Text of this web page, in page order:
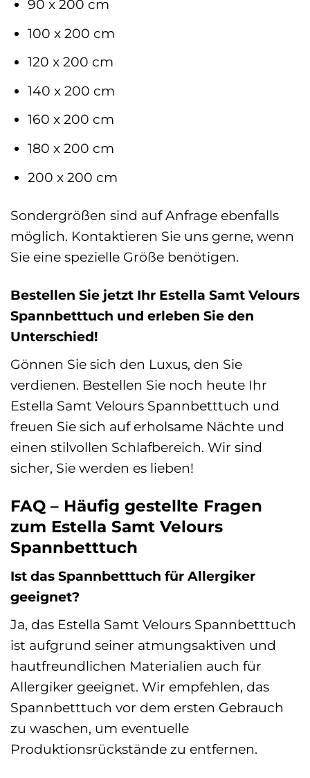
90 x 200 cm
100 x 200 cm
120 x 200 cm
140 x 200 cm
160 x 200 cm
180 x 200 cm
200 x 200 cm
Sondergrößen sind auf Anfrage ebenfalls
möglich. Kontaktieren Sie uns gerne, wenn
Sie eine spezielle Größe benötigen.
Bestellen Sie jetzt Ihr Estella Samt Velours
Spannbetttuch und erleben Sie den
Unterschied!
Gönnen Sie sich den Luxus, den Sie
verdienen. Bestellen Sie noch heute Ihr
Estella Samt Velours Spannbetttuch und
freuen Sie sich auf erholsame Nächte und
einen stilvollen Schlafbereich. Wir sind
sicher, Sie werden es lieben!
FAQ – Häufig gestellte Fragen
zum Estella Samt Velours
Spannbetttuch
Ist das Spannbetttuch für Allergiker
geeignet?
Ja, das Estella Samt Velours Spannbetttuch
ist aufgrund seiner atmungsaktiven und
hautfreundlichen Materialien auch für
Allergiker geeignet. Wir empfehlen, das
Spannbetttuch vor dem ersten Gebrauch
zu waschen, um eventuelle
Produktionsrückstände zu entfernen.